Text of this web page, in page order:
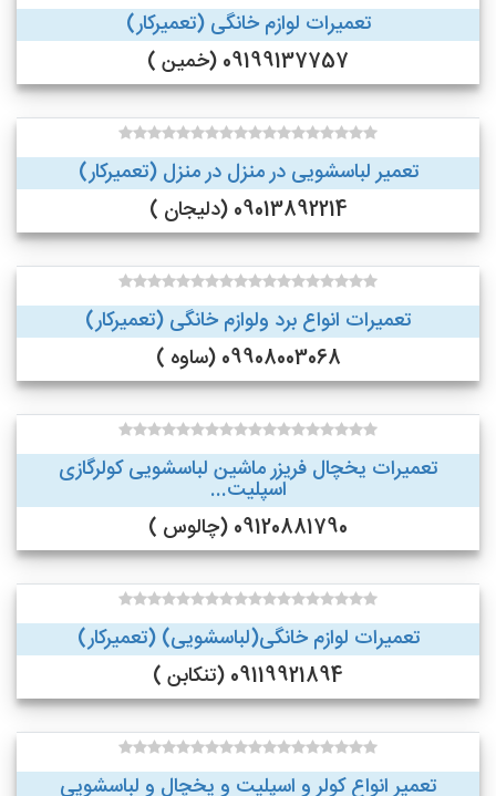
تعمیرات لوازم خانگی (تعمیرکار)
09199137757 (خمین )
تعمیر لباسشویی در منزل در منزل (تعمیرکار)
09013892214 (دلیجان )
تعمیرات انواع برد ولوازم خانگی (تعمیرکار)
09908003068 (ساوه )
تعمیرات یخچال فریزر ماشین لباسشویی کولرگازی
اسپلیت...
09120881790 (چالوس )
تعمیرات لوازم خانگی(لباسشویی) (تعمیرکار)
09119921894 (تنکابن )
تعمیر انواع کولر و اسپلیت و یخچال و لباسشویی